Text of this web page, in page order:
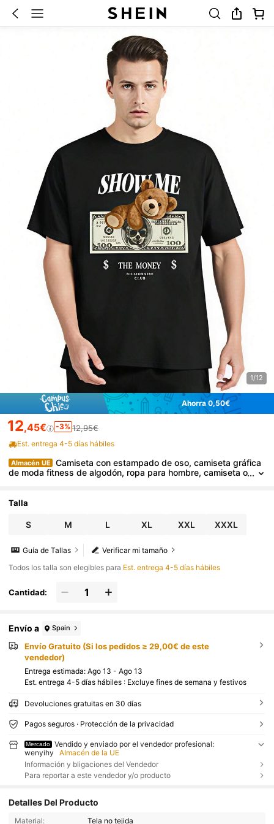
1/12
Ahorra 0,50€
12,45€ -3% 12,95€
Est. entrega 4-5 días hábiles
Almacén UE
Camiseta con estampado de oso, camiseta gráfica
de moda fitness de algodón, ropa para hombre, camiseta o
Talla
S M L XL XXL XXXL
Verificar mi tamaño
Guía de Tallas
Todos los talla son elegibles para Est. entrega 4-5 días hábiles
Cantidad:
Envío a Spain
Envío Gratuito (Si los pedidos ≥ 29,00€ de este
vendedor)
Entrega estimada: Ago 13 - Ago 13
Est. entrega 4-5 días hábiles : Excluye fines de semana y festivos
Devoluciones gratuitas en 30 días
Pagos seguros · Protección de la privacidad
Mercado
Vendido y enviado por el vendedor profesional:
wenyihy
Almacén de la UE
Información y bligaciones del Vendedor
Para reportar a este vendedor y/o producto
Detalles Del Producto
Material:
Tela no tejida